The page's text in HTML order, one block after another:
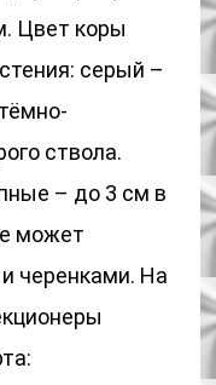
Цвет коры
серый –
ствола.
– до 3 см в
может
черенками. На